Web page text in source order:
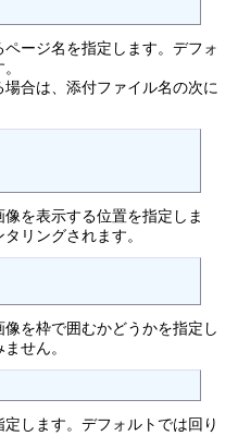
ージ名を指定します。デフォ
合は、添付ファイル名の次に
を表示する位置を指定しま
リングされます。
を枠で囲むかどうかを指定し
せん。
します。デフォルトでは回り